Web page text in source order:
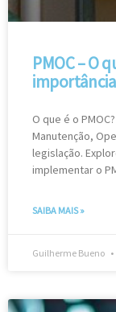
PMOC – O
O que é o
Manutenção,
legislação.
implementar o
SAIBA MAIS »
Guilherme Bueno